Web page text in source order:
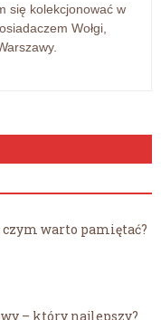
się kolekcjonować w
Wołgi,
warto pamiętać?
– który najlepszy?